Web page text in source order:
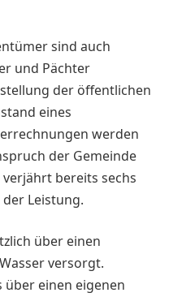
sind auch
und Pächter
der öffentlichen
eines
werden
der Gemeinde
bereits sechs
Leistung.
über einen
versorgt.
über einen eigenen